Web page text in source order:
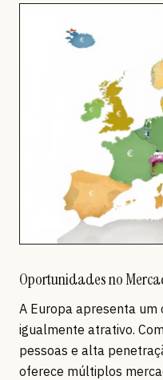
Oportunidades no
A Europa apresenta um
igualmente atrativo.
pessoas e alta
oferece múltiplos